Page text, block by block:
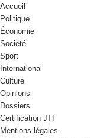
Accueil
Politique
Économie
Société
Sport
International
Culture
Opinions
Dossiers
Certification JTI
Mentions légales